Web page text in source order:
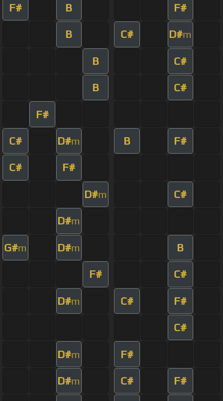
F# B F#
B C# D#m
B C#
B C#
F#
C# D#m B F#
C# F#
D#m C#
D#m
G#m D#m B
F# C#
D#m C# F#
C#
D#m F#
D#m C# F#